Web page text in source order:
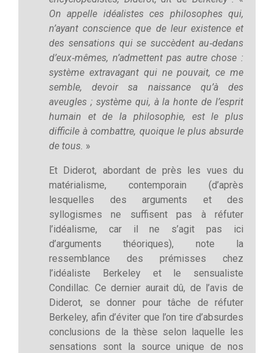
On appelle idéalistes ces philosophes qui,
n’ayant conscience que de leur existence et
des sensations qui se succèdent au‑dedans
d’eux‑mêmes, n’admettent pas autre chose :
système extravagant qui ne pouvait, ce me
semble, devoir sa naissance qu’à des
aveugles ; système qui, à la honte de l’esprit
humain et de la philosophie, est le plus
difficile à combattre, quoique le plus absurde
de tous. »
Et Diderot, abordant de près les vues du
matérialisme, contemporain (d’après
lesquelles des arguments et des
syllogismes ne suffisent pas à réfuter
l’idéalisme, car il ne s’agit pas ici
d’arguments théoriques), note la
ressemblance des prémisses chez
l’idéaliste Berkeley et le sensualiste
Condillac. Ce dernier aurait dû, de l’avis de
Diderot, se donner pour tâche de réfuter
Berkeley, afin d’éviter que l’on tire d’absurdes
conclusions de la thèse selon laquelle les
sensations sont la source unique de nos